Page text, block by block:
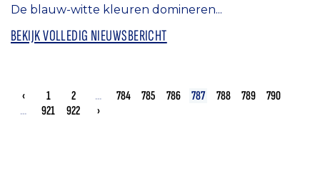
De blauw-witte kleuren domineren...
BEKIJK VOLLEDIG NIEUWSBERICHT
‹ 1 2 ... 784 785 786 787 788 789
790
...
921 922 ›